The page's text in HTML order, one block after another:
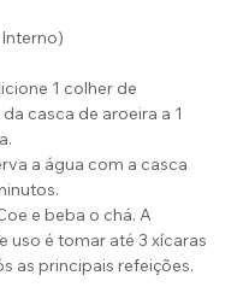
1 colher de
casca de aroeira a 1
a água com a casca
e beba o chá. A
uso é tomar até 3 xícaras
as principais refeições.